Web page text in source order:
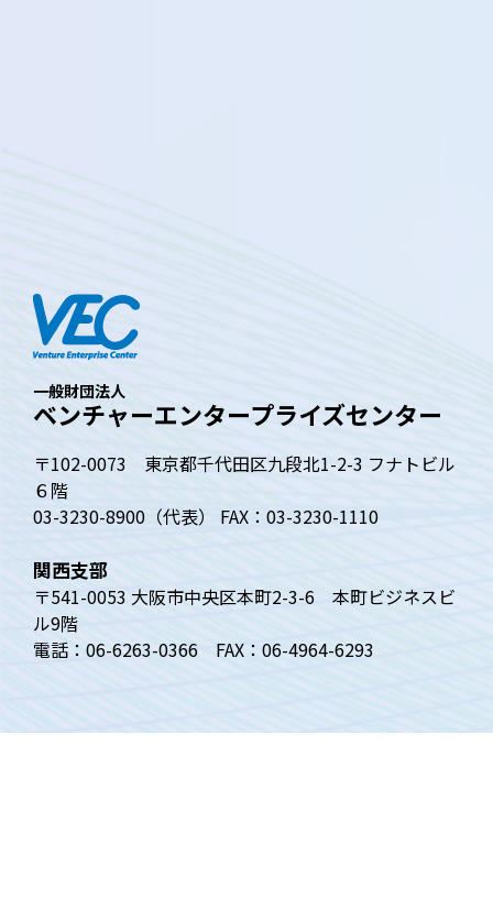
一般財団法人
ベンチャーエンタープライズセンター
〒102-0073 東京都千代田区九段北1-2-3 フナトビル
６階
03-3230-8900（代表） FAX：03-3230-1110
関西支部
〒541-0053 大阪市中央区本町2-3-6 本町ビジネスビ
ル9階
電話：06-6263-0366 FAX：06-4964-6293